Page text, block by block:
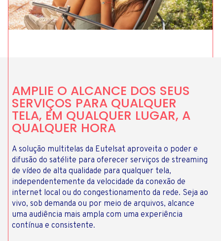
AMPLIE O ALCANCE DOS SEUS
SERVIÇOS PARA QUALQUER
TELA, EM QUALQUER LUGAR, A
QUALQUER HORA
A solução multitelas da Eutelsat aproveita o poder e
difusão do satélite para oferecer serviços de streaming
de vídeo de alta qualidade para qualquer tela,
independentemente da velocidade da conexão de
internet local ou do congestionamento da rede. Seja ao
vivo, sob demanda ou por meio de arquivos, alcance
uma audiência mais ampla com uma experiência
contínua e consistente.